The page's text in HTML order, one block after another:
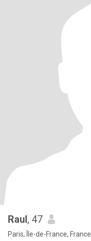
Raul, 47
Paris, Île-de-France, France